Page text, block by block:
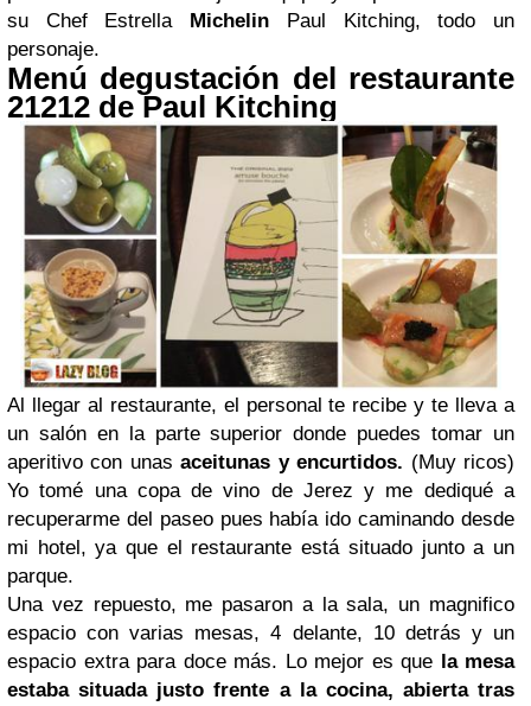
su Chef Estrella Michelin Paul Kitching, todo un
personaje.
Menú degustación del restaurante
21212 de Paul Kitching
Al llegar al restaurante, el personal te recibe y te lleva a
un salón en la parte superior donde puedes tomar un
aperitivo con unas aceitunas y encurtidos. (Muy ricos)
Yo tomé una copa de vino de Jerez y me dediqué a
recuperarme del paseo pues había ido caminando desde
mi hotel, ya que el restaurante está situado junto a un
parque.
Una vez repuesto, me pasaron a la sala, un magnifico
espacio con varias mesas, 4 delante, 10 detrás y un
espacio extra para doce más. Lo mejor es que la mesa
estaba situada justo frente a la cocina, abierta tras